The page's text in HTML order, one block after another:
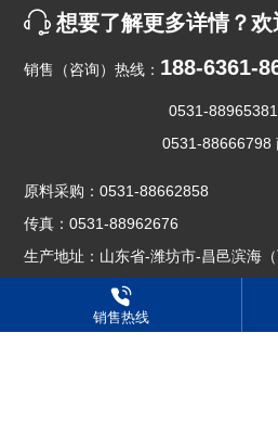
销售热线
想要了解更多详情？
销售（咨询）热线： 188-6361-
0531-
0531-88666798 南
原料采购：0531-88662858
传真：0531-88962676
生产地址：山东省-潍坊市-昌邑滨海
研发基地：山东省济南市天桥区鑫茂